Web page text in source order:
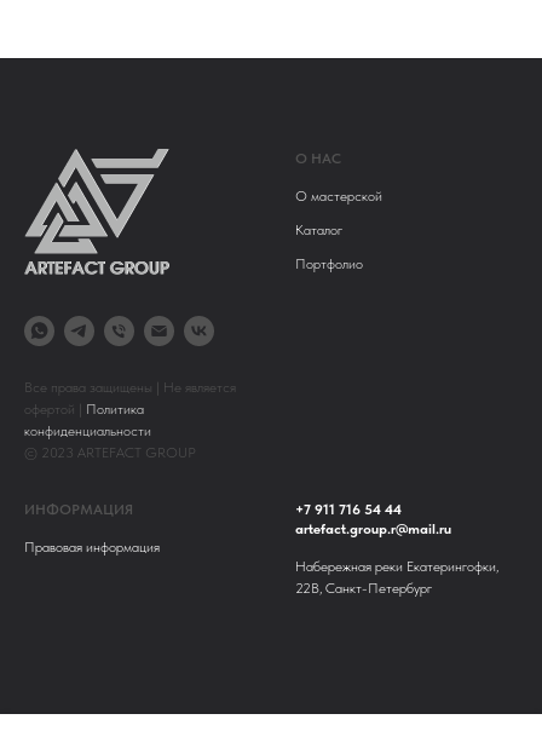
Все права защищены | Не является
офертой | Политика
конфиденциальности
© 2023 ARTEFACT GROUP
О НАС
О мастерской
Каталог
Портфолио
ИНФОРМАЦИЯ
Правовая информация
+7 911 716 54 44
artefact.group.r@mail.ru
Набережная реки Екатерингофки,
22В, Санкт-Петербург